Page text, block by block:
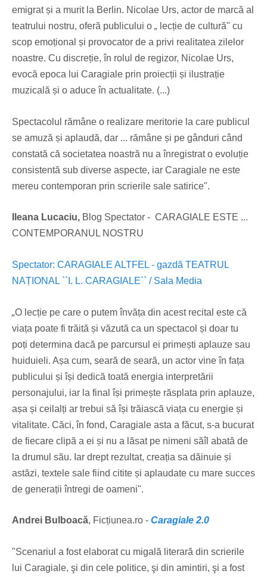
emigrat și a murit la Berlin. Nicolae Urs, actor de marcă al
teatrului nostru, oferă publicului o „ lecție de cultură" cu
scop emoțional și provocator de a privi realitatea zilelor
noastre. Cu discreție, în rolul de regizor, Nicolae Urs,
evocă epoca lui Caragiale prin proiecții și ilustrație
muzicală și o aduce în actualitate. (...)
Spectacolul rămâne o realizare meritorie la care publicul
se amuză și aplaudă, dar ... rămâne și pe gânduri când
constată că societatea noastră nu a înregistrat o evoluție
consistentă sub diverse aspecte, iar Caragiale ne este
mereu contemporan prin scrierile sale satirice".
Ileana Lucaciu, Blog Spectator - CARAGIALE ESTE ...
CONTEMPORANUL NOSTRU
Spectator: CARAGIALE ALTFEL - gazdă TEATRUL
NAȚIONAL ``I. L. CARAGIALE`` / Sala Media
„O lecție pe care o putem învăța din acest recital este că
viața poate fi trăită și văzută ca un spectacol și doar tu
poți determina dacă pe parcursul ei primești aplauze sau
huiduieli. Așa cum, seară de seară, un actor vine în fața
publicului și își dedică toată energia interpretării
personajului, iar la final își primește răsplata prin aplauze,
așa și ceilalți ar trebui să își trăiască viața cu energie și
vitalitate. Căci, în fond, Caragiale asta a făcut, s⁠-⁠a bucurat
de fiecare clipă a ei și nu a lăsat pe nimeni săîl abată de
la drumul său. Iar drept rezultat, creația sa dăinuie și
astăzi, textele sale fiind citite și aplaudate cu mare succes
de generații întregi de oameni".
Andrei Bulboacă, Ficțiunea.ro - Caragiale 2.0
"Scenariul a fost elaborat cu migală literară din scrierile
lui Caragiale, şi din cele politice, şi din amintiri, şi a fost